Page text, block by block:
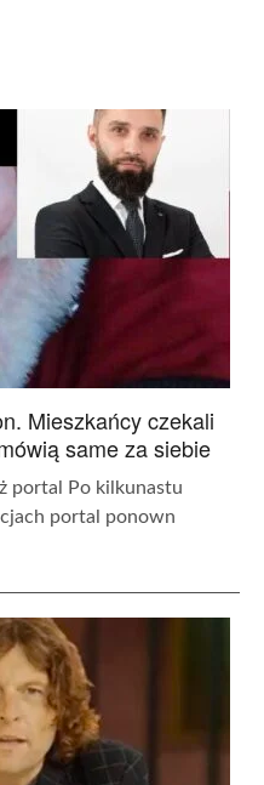
Mieszkańcy czekali
same za siebie
portal Po kilkunastu
portal ponown